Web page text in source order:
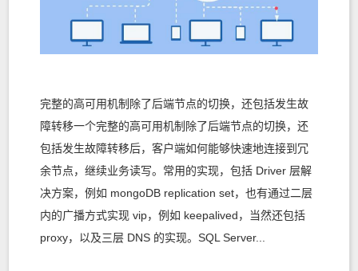
完整的高可用机制除了后端节点的切换，还包括发生故
障转移一个完整的高可用机制除了后端节点的切换，还
包括发生故障转移后，客户端如何能够快速地连接到冗
余节点，继续业务读写。常用的实现，包括 Driver 层解
决方案，例如 mongoDB replication set，也有通过二层
内的广播方式实现 vip，例如 keepalived，当然还包括
proxy，以及三层 DNS 的实现。SQL Server...